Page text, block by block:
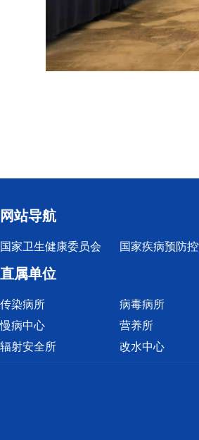
网站导航
国家卫生健康委员会 国家疾病预防
直属单位
传染病所 病毒病所
慢病中心
营养所
辐射安全所
改水中心